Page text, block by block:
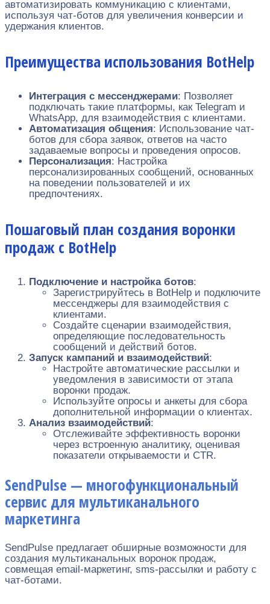
автоматизировать коммуникацию с клиентами,
используя чат-ботов для увеличения конверсии и
удержания клиентов.
Преимущества использования BotHelp
Интеграция с мессенджерами: Позволяет
подключать такие платформы, как Telegram и
WhatsApp, для взаимодействия с клиентами.
Автоматизация общения: Использование чат-
ботов для сбора заявок, ответов на часто
задаваемые вопросы и проведения опросов.
Персонализация: Настройка
персонализированных сообщений, основанных
на поведении пользователей и их
предпочтениях.
Пошаговый план создания воронки
продаж с BotHelp
Подключение и настройка ботов:
Зарегистрируйтесь в BotHelp и подключите
мессенджеры для взаимодействия с
клиентами.
Создайте сценарии взаимодействия,
определяющие последовательность
сообщений и действий ботов.
Запуск кампаний и взаимодействий:
Настройте автоматические рассылки и
уведомления в зависимости от этапа
воронки продаж.
Используйте опросы и анкеты для сбора
дополнительной информации о клиентах.
Анализ взаимодействий:
Отслеживайте эффективность воронки
через встроенную аналитику, оценивая
показатели открываемости и CTR.
SendPulse — многофункциональный
сервис для мультиканального
маркетинга
SendPulse предлагает обширные возможности для
создания мультиканальных воронок продаж,
совмещая email-маркетинг, sms-рассылки и работу с
чат-ботами.